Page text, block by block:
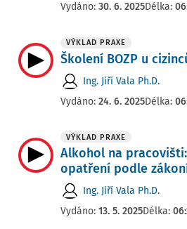
Vydáno: 30. 6. 2025Délka:
VÝKLAD PRAXE
Školení BOZP u
Ing. Jiří Vala Ph.D.
Vydáno: 24. 6. 2025Délka:
VÝKLAD PRAXE
Alkohol na
opatření podle
Ing. Jiří Vala Ph.D.
Vydáno: 13. 5. 2025Délka: